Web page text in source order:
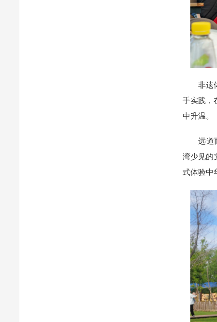
非遗体
手实践，
中升温。
远道而
湾少见的
式体验中